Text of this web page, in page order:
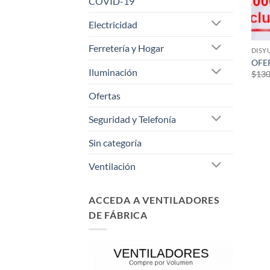
Electricidad
Ferretería y Hogar
Iluminación
Ofertas
Seguridad y Telefonía
Sin categoría
Ventilación
ACCEDA A VENTILADORES
DE FÁBRICA
$